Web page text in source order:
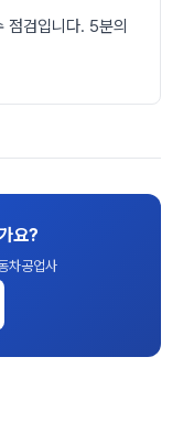
점검입니다. 5분의
요?
차공업사